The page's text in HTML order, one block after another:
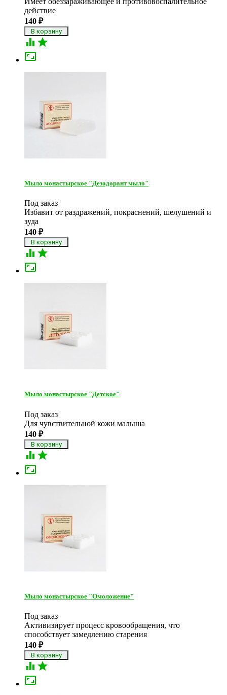
действие
140 ₽
 

Мыло монастырское "Дезодорант мыло"
Под заказ
Избавит от раздражений, покраснений, шелушений и
зуда
140 ₽
 

Мыло монастырское "Детское"
Под заказ
Для чувствительной кожи малыша
140 ₽
 

Мыло монастырское "Омоложение"
Под заказ
Активизирует процесс кровообращения, что
способствует замедлению старения
140 ₽
 
